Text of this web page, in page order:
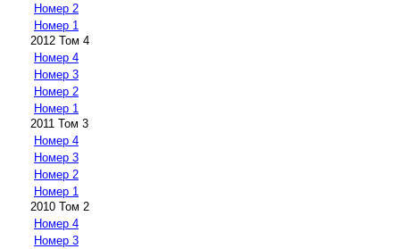
Номер 2
Номер 1
2012 Том 4
Номер 4
Номер 3
Номер 2
Номер 1
2011 Том 3
Номер 4
Номер 3
Номер 2
Номер 1
2010 Том 2
Номер 4
Номер 3